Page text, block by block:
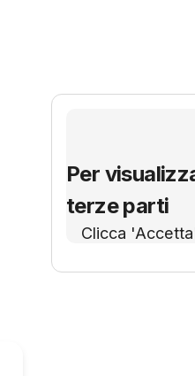
Per
terze parti
Clicca